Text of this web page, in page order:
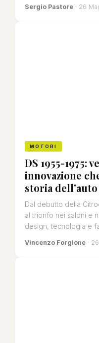
Sergio Pastore · 26
MOTORI
DS 1955-1975:
innovazione
storia dell'auto
Dal debutto della
al trionfo nei saloni e
design, tecnologia e
Vincenzo Forgione ·